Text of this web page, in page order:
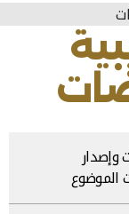
وإصدار
الموضوع